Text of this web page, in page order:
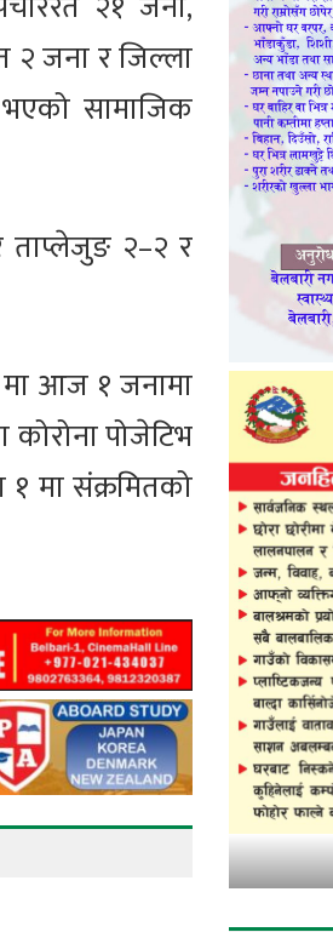
२ जना र जिल्ला
सामाजिक
ताप्लेजुङ २–२ र
मा आज १ जनामा
पोजेटिभ
मा संक्रमितको